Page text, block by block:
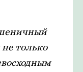
только